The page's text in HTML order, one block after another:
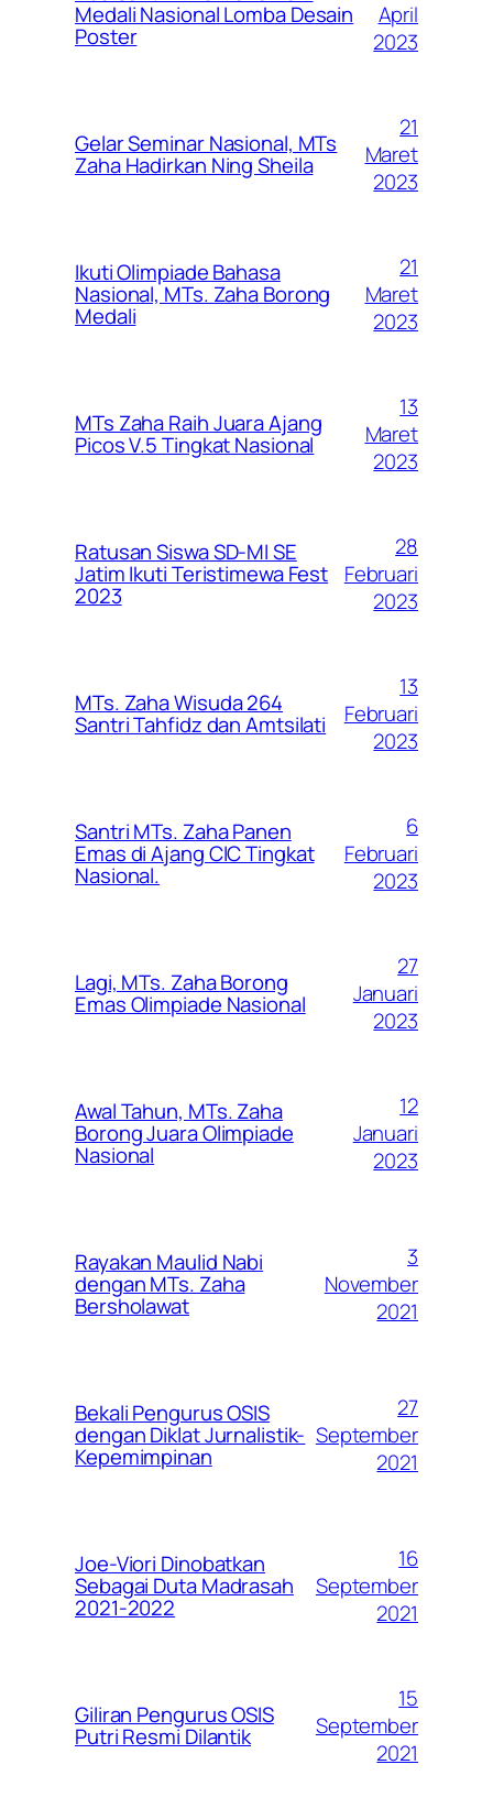
Medali Nasional Lomba Desain
Poster
April
2023
Gelar Seminar Nasional, MTs
Zaha Hadirkan Ning Sheila
21
Maret
2023
Ikuti Olimpiade Bahasa
Nasional, MTs. Zaha Borong
Medali
21
Maret
2023
MTs Zaha Raih Juara Ajang
Picos V.5 Tingkat Nasional
13
Maret
2023
Ratusan Siswa SD-MI SE
Jatim Ikuti Teristimewa Fest
2023
28
Februari
2023
MTs. Zaha Wisuda 264
Santri Tahfidz dan Amtsilati
13
Februari
2023
Santri MTs. Zaha Panen
Emas di Ajang CIC Tingkat
Nasional.
6
Februari
2023
Lagi, MTs. Zaha Borong
Emas Olimpiade Nasional
27
Januari
2023
Awal Tahun, MTs. Zaha
Borong Juara Olimpiade
Nasional
12
Januari
2023
Rayakan Maulid Nabi
dengan MTs. Zaha
Bersholawat
3
November
2021
Bekali Pengurus OSIS
dengan Diklat Jurnalistik-
Kepemimpinan
27
September
2021
Joe-Viori Dinobatkan
Sebagai Duta Madrasah
2021-2022
16
September
2021
Giliran Pengurus OSIS
Putri Resmi Dilantik
15
September
2021